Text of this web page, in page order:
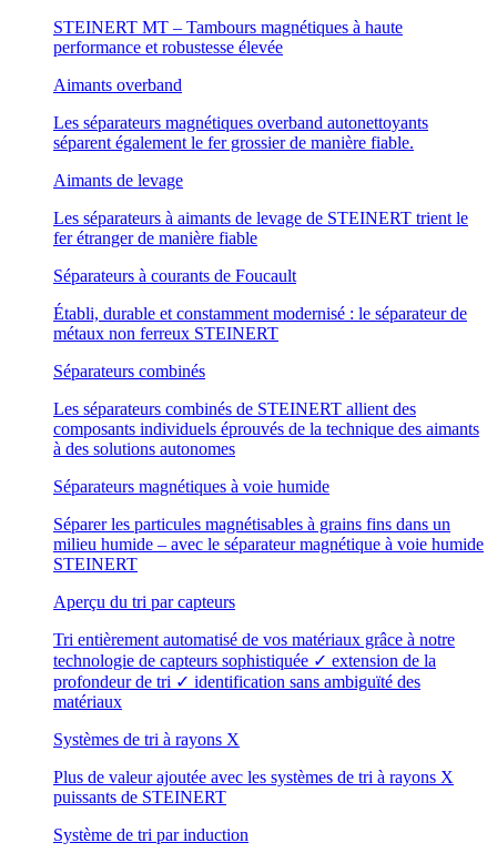
STEINERT MT – Tambours magnétiques à haute
performance et robustesse élevée
Aimants overband
Les séparateurs magnétiques overband autonettoyants
séparent également le fer grossier de manière fiable.
Aimants de levage
Les séparateurs à aimants de levage de STEINERT trient le
fer étranger de manière fiable
Séparateurs à courants de Foucault
Établi, durable et constamment modernisé : le séparateur de
métaux non ferreux STEINERT
Séparateurs combinés
Les séparateurs combinés de STEINERT allient des
composants individuels éprouvés de la technique des aimants
à des solutions autonomes
Séparateurs magnétiques à voie humide
Séparer les particules magnétisables à grains fins dans un
milieu humide – avec le séparateur magnétique à voie humide
STEINERT
Aperçu du tri par capteurs
Tri entièrement automatisé de vos matériaux grâce à notre
technologie de capteurs sophistiquée ✓ extension de la
profondeur de tri ✓ identification sans ambiguïté des
matériaux
Systèmes de tri à rayons X
Plus de valeur ajoutée avec les systèmes de tri à rayons X
puissants de STEINERT
Système de tri par induction